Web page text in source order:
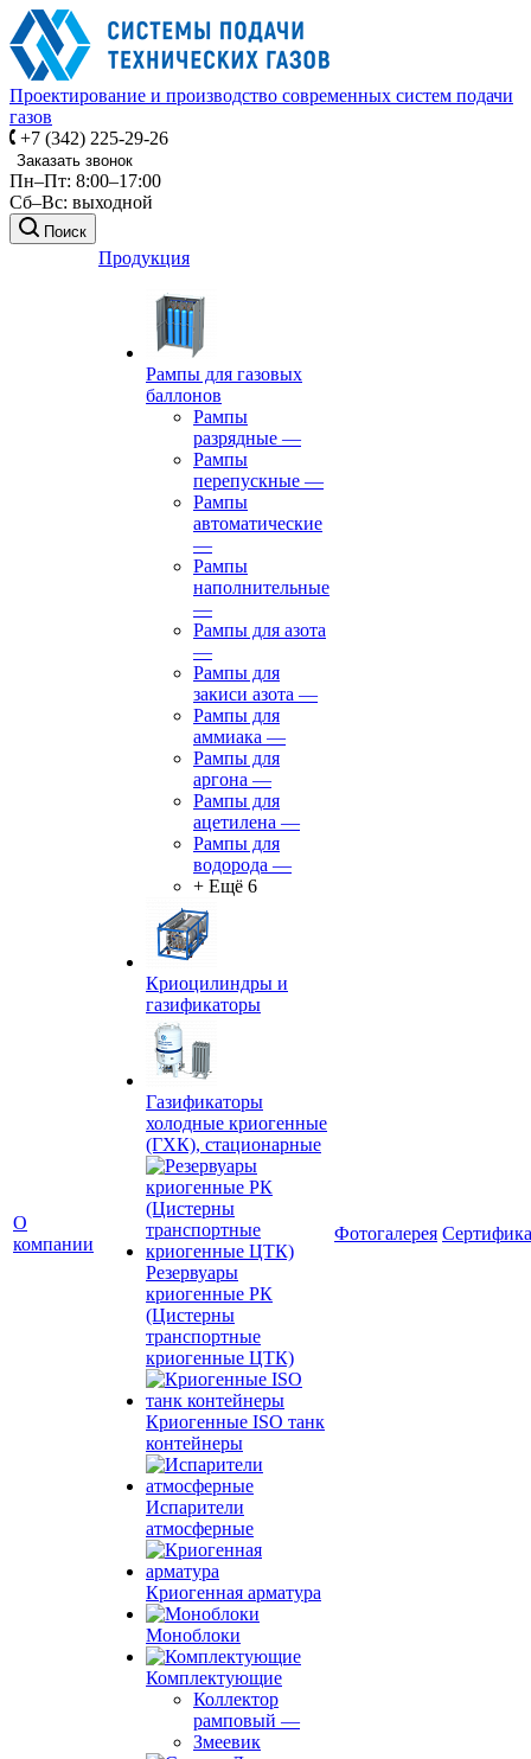
Проектирование и производство современных систем подачи
газов
+7 (342) 225-29-26
Заказать звонок
Пн–Пт: 8:00–17:00
Сб–Вс: выходной
Поиск
О
компании
Продукция
Рампы для газовых
баллонов
Рампы
разрядные —
Рампы
перепускные —
Рампы
автоматические
—
Рампы
наполнительные
—
Рампы для азота
—
Рампы для
закиси азота —
Рампы для
аммиака —
Рампы для
аргона —
Рампы для
ацетилена —
Рампы для
водорода —
+ Ещё 6
Криоцилиндры и
газификаторы
Газификаторы
холодные криогенные
(ГХК), стационарные
Резервуары
криогенные РК
(Цистерны
транспортные
криогенные ЦТК)
Криогенные ISO танк
контейнеры
Испарители
атмосферные
Криогенная арматура
Моноблоки
Комплектующие
Коллектор
рамповый —
Змеевик
Фотогалерея